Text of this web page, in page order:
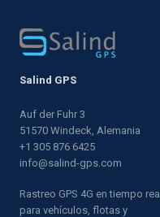
Salind GPS
Auf der Fuhr 3
51570 Windeck, Alemania
+1 305 876 6425
info@salind-gps.com
Rastreo GPS 4G en tiempo real
para vehículos, flotas y